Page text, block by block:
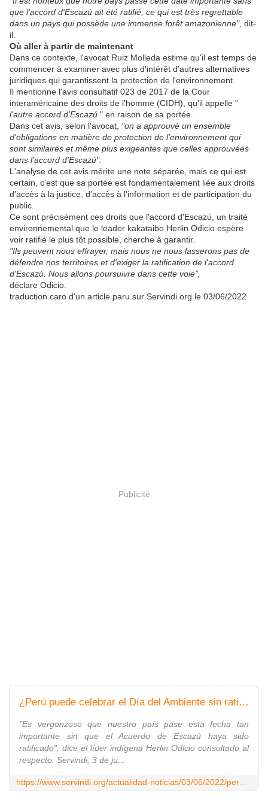
que l'accord d'Escazú ait été ratifié, ce qui est très regrettable
dans un pays qui possède une immense forêt amazonienne", dit-
il.
Où aller à partir de maintenant
Dans ce contexte, l'avocat Ruiz Molleda estime qu'il est temps de
commencer à examiner avec plus d'intérêt d'autres alternatives
juridiques qui garantissent la protection de l'environnement.
Il mentionne l'avis consultatif 023 de 2017 de la Cour
interaméricaine des droits de l'homme (CIDH), qu'il appelle "
l'autre accord d'Escazú " en raison de sa portée.
Dans cet avis, selon l'avocat, "on a approuvé un ensemble
d'obligations en matière de protection de l'environnement qui
sont similaires et même plus exigeantes que celles approuvées
dans l'accord d'Escazú".
L'analyse de cet avis mérite une note séparée, mais ce qui est
certain, c'est que sa portée est fondamentalement liée aux droits
d'accès à la justice, d'accès à l'information et de participation du
public.
Ce sont précisément ces droits que l'accord d'Escazú, un traité
environnemental que le leader kakataibo Herlin Odicio espère
voir ratifié le plus tôt possible, cherche à garantir.
"Ils peuvent nous effrayer, mais nous ne nous lasserons pas de
défendre nos territoires et d'exiger la ratification de l'accord
d'Escazú. Nous allons poursuivre dans cette voie",
déclare Odicio.
traduction caro d'un article paru sur Servindi.org le 03/06/2022
Publicité
¿Perú puede celebrar el Día del Ambiente sin ratificar Escazú?
"Es vergonzoso que nuestro país pase esta fecha tan
importante sin que el Acuerdo de Escazú haya sido
ratificado", dice el líder indígena Herlin Odicio consultado al
respecto. Servindi, 3 de ju...